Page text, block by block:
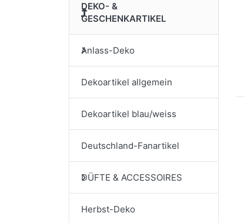
DEKO- &
GESCHENKARTIKEL
Anlass-Deko
Dekoartikel allgemein
Dekoartikel blau/weiss
Deutschland-Fanartikel
DÜFTE & ACCESSOIRES
Herbst-Deko